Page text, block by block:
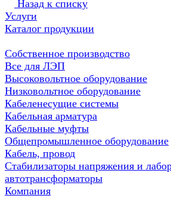
Назад к списку
Услуги
Каталог продукции
Собственное производство
Все для ЛЭП
Высоковольтное оборудование
Низковольтное оборудование
Кабеленесущие системы
Кабельная арматура
Кабельные муфты
Общепромышленное оборудование
Кабель, провод
Стабилизаторы напряжения и
автотрансформаторы
Компания